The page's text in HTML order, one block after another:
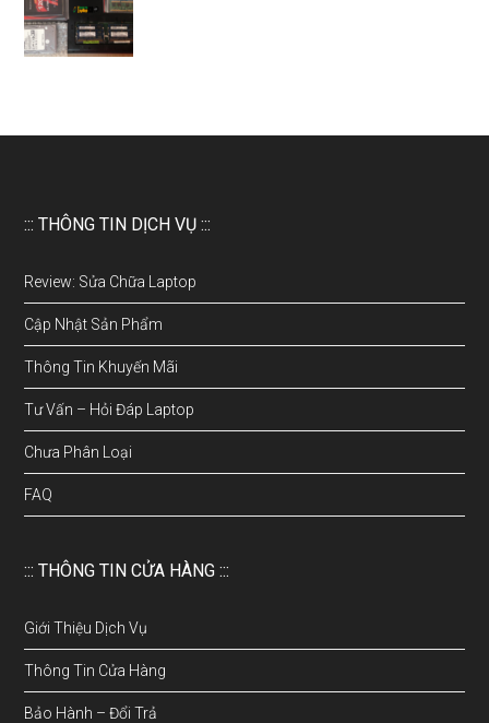
::: THÔNG TIN DỊCH VỤ :::
Review: Sửa Chữa Laptop
Cập Nhật Sản Phẩm
Thông Tin Khuyến Mãi
Tư Vấn – Hỏi Đáp Laptop
Chưa Phân Loại
FAQ
::: THÔNG TIN CỬA HÀNG :::
Giới Thiệu Dịch Vụ
Thông Tin Cửa Hàng
Bảo Hành – Đổi Trả